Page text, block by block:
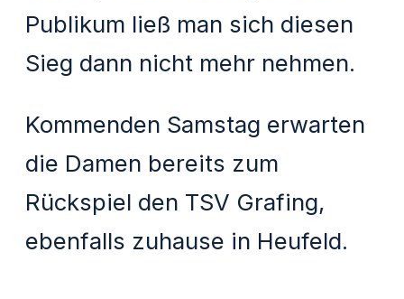
Publikum ließ man sich diesen
Sieg dann nicht mehr nehmen.
Kommenden Samstag erwarten
die Damen bereits zum
Rückspiel den TSV Grafing,
ebenfalls zuhause in Heufeld.